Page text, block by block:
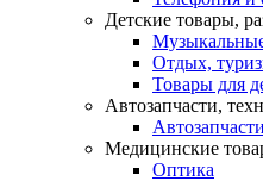
Детские товары,
Отдых,
Товары для
Автозапчасти,
Автозапчасти
Медицинские
Оптика